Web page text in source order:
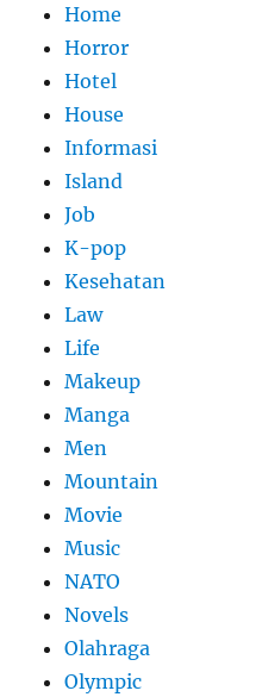
Home
Horror
Hotel
House
Informasi
Island
Job
K-pop
Kesehatan
Law
Life
Makeup
Manga
Men
Mountain
Movie
Music
NATO
Novels
Olahraga
Olympic